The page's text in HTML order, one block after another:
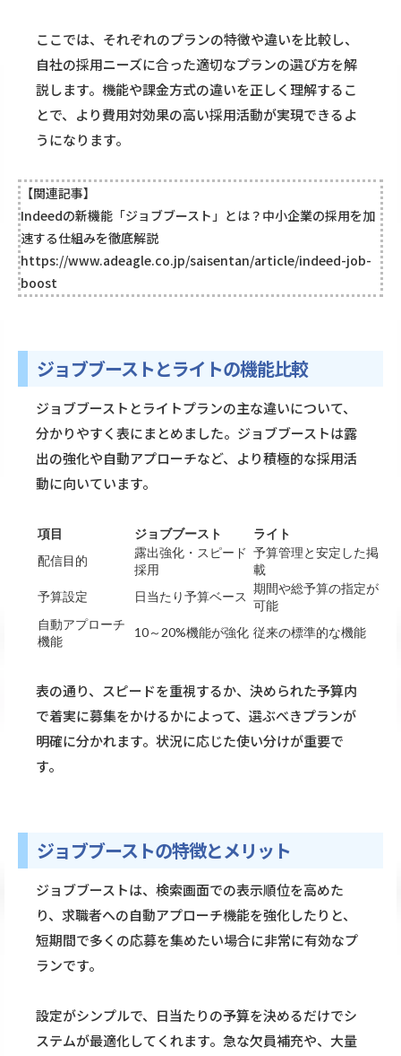
ここでは、それぞれのプランの特徴や違いを比較し、
自社の採用ニーズに合った適切なプランの選び方を解
説します。機能や課金方式の違いを正しく理解するこ
とで、より費用対効果の高い採用活動が実現できるよ
うになります。
【関連記事】
Indeedの新機能「ジョブブースト」とは？中小企業の採用を加
速する仕組みを徹底解説
https://www.adeagle.co.jp/saisentan/article/indeed-job-
boost
ジョブブーストとライトの機能比較
ジョブブーストとライトプランの主な違いについて、
分かりやすく表にまとめました。ジョブブーストは露
出の強化や自動アプローチなど、より積極的な採用活
動に向いています。
項目 ジョブブースト
ライト
配信目的
露出強化・スピード
採用
予算管理と安定した掲
載
予算設定
日当たり予算ベース
期間や総予算の指定が
可能
自動アプローチ
機能
10～20%機能が強化 従来の標準的な機能
表の通り、スピードを重視するか、決められた予算内
で着実に募集をかけるかによって、選ぶべきプランが
明確に分かれます。状況に応じた使い分けが重要で
す。
ジョブブーストの特徴とメリット
ジョブブーストは、検索画面での表示順位を高めた
り、求職者への自動アプローチ機能を強化したりと、
短期間で多くの応募を集めたい場合に非常に有効なプ
ランです。
設定がシンプルで、日当たりの予算を決めるだけでシ
ステムが最適化してくれます。急な欠員補充や、大量